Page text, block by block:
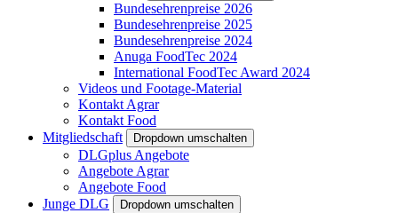
Bundesehrenpreise 2026
Bundesehrenpreise 2025
Bundesehrenpreise 2024
Anuga FoodTec 2024
International FoodTec Award 2024
Videos und Footage-Material
Kontakt Agrar
Kontakt Food
Mitgliedschaft
Dropdown umschalten
DLGplus Angebote
Angebote Agrar
Angebote Food
Junge DLG
Dropdown umschalten